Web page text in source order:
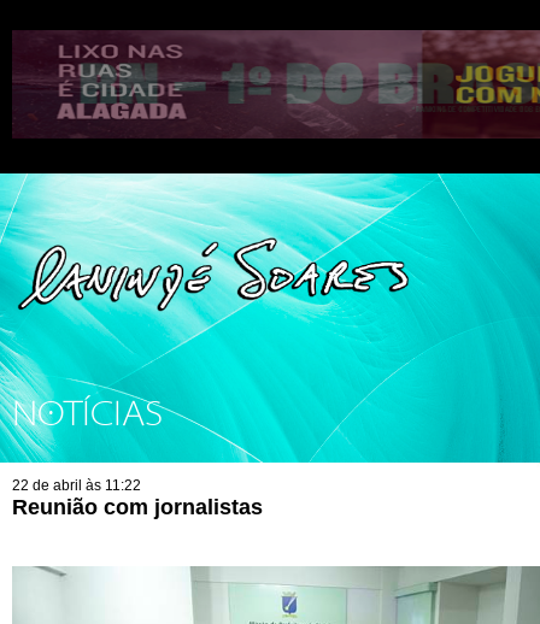
NOTÍCIAS
22 de abril às 11:22
Reunião com jornalistas